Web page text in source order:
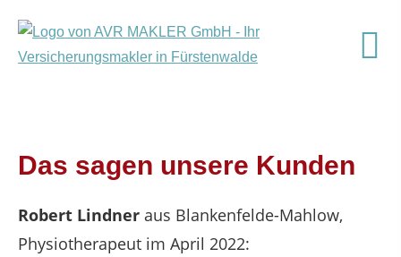
Das sagen unsere Kunden
Robert Lindner aus Blankenfelde-Mahlow,
Physiotherapeut im April 2022: